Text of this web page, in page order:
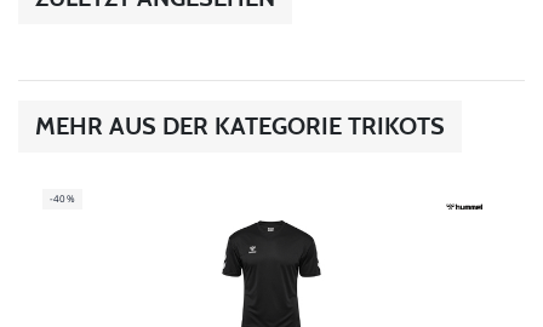
MEHR AUS DER KATEGORIE TRIKOTS
-40%